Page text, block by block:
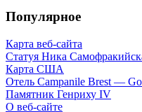
Популярное
Карта веб-сайта
Статуя Ника
Карта США
Отель Campanile Brest —
Памятник Генриху IV
О веб-сайте